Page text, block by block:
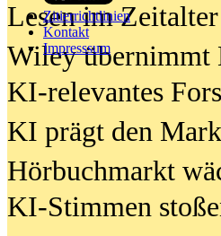
Zitierrichtlinien
Kontakt
Impresssum
Lesen im
Wiley übernimmt
KI-relevantes
KI prägt den
Hörbuchmarkt
KI-Stimmen